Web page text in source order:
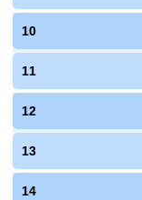
10
11
12
13
14